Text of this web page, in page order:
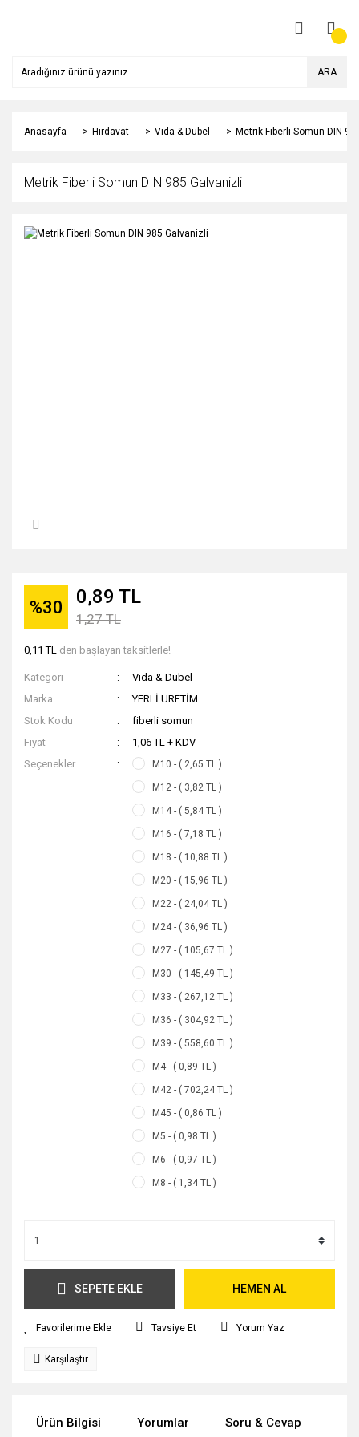
ARA
Anasayfa Hırdavat Vida & Dübel Metrik Fiberli Somun DIN
Metrik Fiberli Somun DIN 985 Galvanizli
%30 0,89 TL
1,27 TL
0,11 TL den başlayan taksitlerle!
Kategori
Vida & Dübel
Marka
YERLİ ÜRETİM
Stok Kodu
fiberli somun
Fiyat
1,06 TL + KDV
Seçenekler
M10 - ( 2,65 TL )
M12 - ( 3,82 TL )
M14 - ( 5,84 TL )
M16 - ( 7,18 TL )
M18 - ( 10,88 TL )
M20 - ( 15,96 TL )
M22 - ( 24,04 TL )
M24 - ( 36,96 TL )
M27 - ( 105,67 TL )
M30 - ( 145,49 TL )
M33 - ( 267,12 TL )
M36 - ( 304,92 TL )
M39 - ( 558,60 TL )
M4 - ( 0,89 TL )
M42 - ( 702,24 TL )
M45 - ( 0,86 TL )
M5 - ( 0,98 TL )
M6 - ( 0,97 TL )
M8 - ( 1,34 TL )
SEPETE EKLE HEMEN AL
Tavsiye Et Yorum Yaz
Karşılaştır
Ürün Bilgisi Yorumlar Soru & Cevap